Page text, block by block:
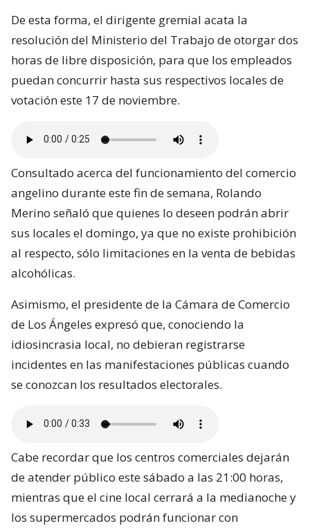
De esta forma, el dirigente gremial acata la
resolución del Ministerio del Trabajo de otorgar dos
horas de libre disposición, para que los empleados
puedan concurrir hasta sus respectivos locales de
votación este 17 de noviembre.
Consultado acerca del funcionamiento del comercio
angelino durante este fin de semana, Rolando
Merino señaló que quienes lo deseen podrán abrir
sus locales el domingo, ya que no existe prohibición
al respecto, sólo limitaciones en la venta de bebidas
alcohólicas.
Asimismo, el presidente de la Cámara de Comercio
de Los Ángeles expresó que, conociendo la
idiosincrasia local, no debieran registrarse
incidentes en las manifestaciones públicas cuando
se conozcan los resultados electorales.
Cabe recordar que los centros comerciales dejarán
de atender público este sábado a las 21:00 horas,
mientras que el cine local cerrará a la medianoche y
los supermercados podrán funcionar con